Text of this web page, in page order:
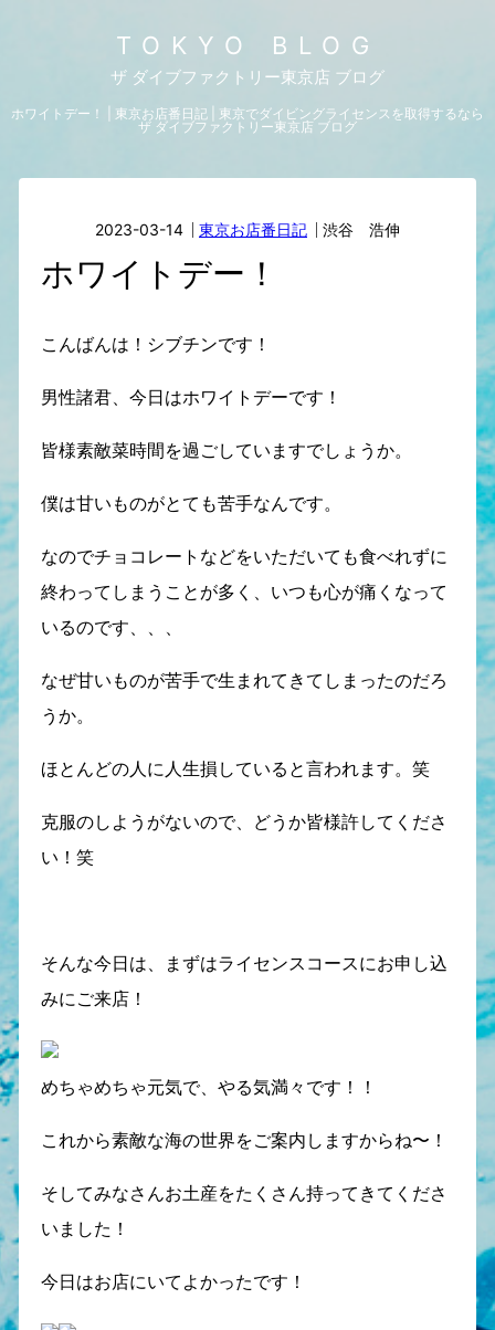
TOKYO BLOG
ザ ダイブファクトリー東京店 ブログ
ホワイトデー！ | 東京お店番日記 | 東京でダイビングライセンスを取得するなら
ザ ダイブファクトリー東京店 ブログ
2023-03-14 東京お店番日記 渋谷 浩伸
ホワイトデー！
こんばんは！シブチンです！
男性諸君、今日はホワイトデーです！
皆様素敵菜時間を過ごしていますでしょうか。
僕は甘いものがとても苦手なんです。
なのでチョコレートなどをいただいても食べれずに
終わってしまうことが多く、いつも心が痛くなって
いるのです、、、
なぜ甘いものが苦手で生まれてきてしまったのだろ
うか。
ほとんどの人に人生損していると言われます。笑
克服のしようがないので、どうか皆様許してくださ
い！笑
そんな今日は、まずはライセンスコースにお申し込
みにご来店！
めちゃめちゃ元気で、やる気満々です！！
これから素敵な海の世界をご案内しますからね〜！
そしてみなさんお土産をたくさん持ってきてくださ
いました！
今日はお店にいてよかったです！